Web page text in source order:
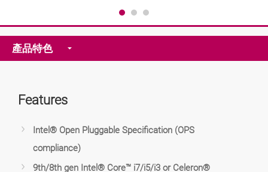
產品特色
Features
Intel® Open Pluggable Specification (OPS
compliance)
9th/8th gen Intel® Core™ i7/i5/i3 or Celeron®